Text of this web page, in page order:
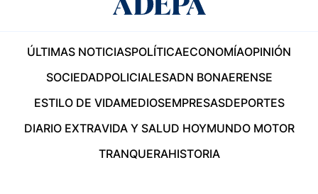
ÚLTIMAS NOTICIASPOLÍTICAECONOMÍAOPINIÓN
SOCIEDADPOLICIALESADN BONAERENSE
ESTILO DE VIDAMEDIOSEMPRESASDEPORTES
DIARIO EXTRAVIDA Y SALUD HOYMUNDO MOTOR
TRANQUERAHISTORIA